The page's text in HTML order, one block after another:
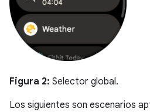
Figura 2: Selector global.
Los siguientes son escenarios